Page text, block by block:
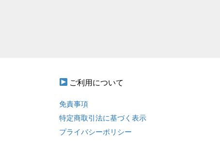
ご利用について
免責事項
特定商取引法に基づく表示
プライバシーポリシー